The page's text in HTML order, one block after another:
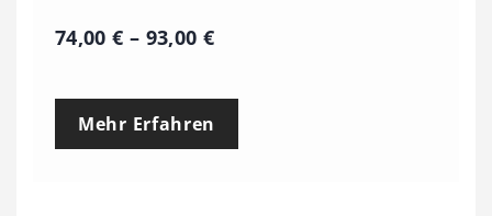
74,00€ – 93,00 €P
e
Mehr Erfahren